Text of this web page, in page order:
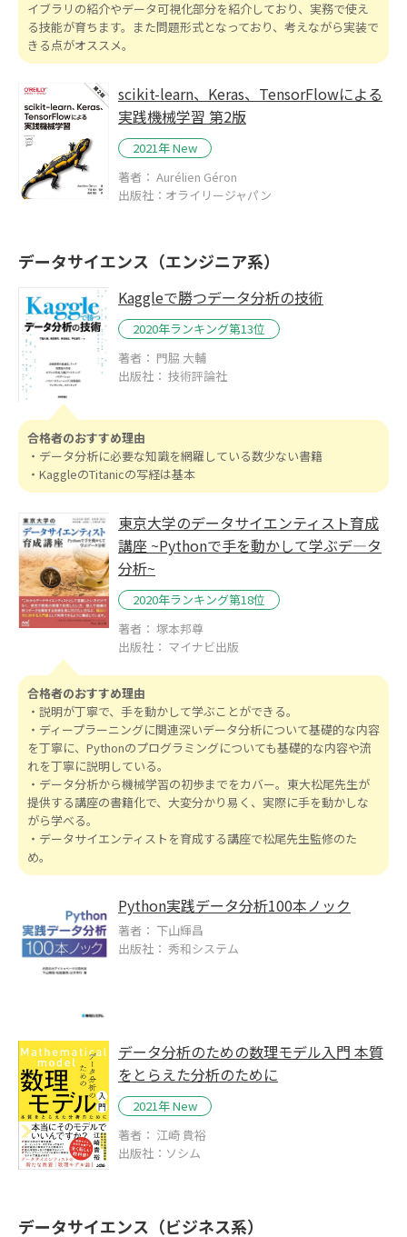
イブラリの紹介やデータ可視化部分を紹介しており、実務で使え
る技能が育ちます。また問題形式となっており、考えながら実装で
きる点がオススメ。
scikit-learn、Keras、TensorFlowによる
実践機械学習 第2版
2021年 New
著者： Aurélien Géron
出版社：オライリージャパン
データサイエンス（エンジニア系）
Kaggleで勝つデータ分析の技術
2020年ランキング第13位
著者： 門脇 大輔
出版社： 技術評論社
合格者のおすすめ理由
・データ分析に必要な知識を網羅している数少ない書籍
・KaggleのTitanicの写経は基本
東京大学のデータサイエンティスト育成
講座 ~Pythonで手を動かして学ぶデ―タ
分析~
2020年ランキング第18位
著者： 塚本邦尊
出版社： マイナビ出版
合格者のおすすめ理由
・説明が丁寧で、手を動かして学ぶことができる。
・ディープラーニングに関連深いデータ分析について基礎的な内容
を丁寧に、Pythonのプログラミングについても基礎的な内容や流
れを丁寧に説明している。
・データ分析から機械学習の初歩までをカバー。東大松尾先生が
提供する講座の書籍化で、大変分かり易く、実際に手を動かしな
がら学べる。
・データサイエンティストを育成する講座で松尾先生監修のた
め。
Python実践データ分析100本ノック
著者： 下山輝昌
出版社： 秀和システム
データ分析のための数理モデル入門 本質
をとらえた分析のために
2021年 New
著者： 江崎 貴裕
出版社：ソシム
データサイエンス（ビジネス系）